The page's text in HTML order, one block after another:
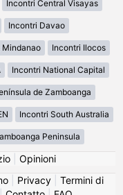
Incontri Central Visayas
Incontri Davao
Mindanao Incontri Ilocos
Incontri National Capital
de Zamboanga
Incontri South Australia
Peninsula
| Opinioni
| Privacy| Termini di